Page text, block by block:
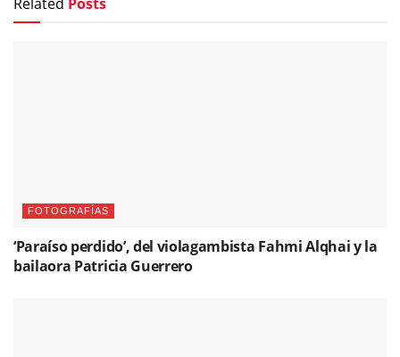
FOTOGRAFÍAS
‘Paraíso perdido’, del violagambista Fahmi Alqhai y la
bailaora Patricia Guerrero